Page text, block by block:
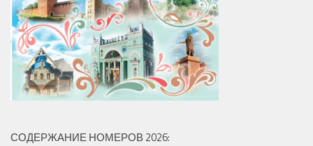
СОДЕРЖАНИЕ НОМЕРОВ 2026: